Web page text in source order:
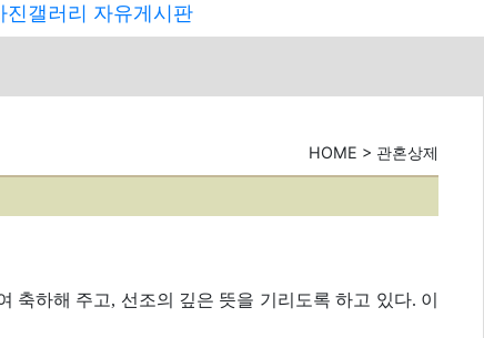
진갤러리 자유게시판
HOME > 관혼상제
축하해 주고, 선조의 깊은 뜻을 기리도록 하고 있다. 이